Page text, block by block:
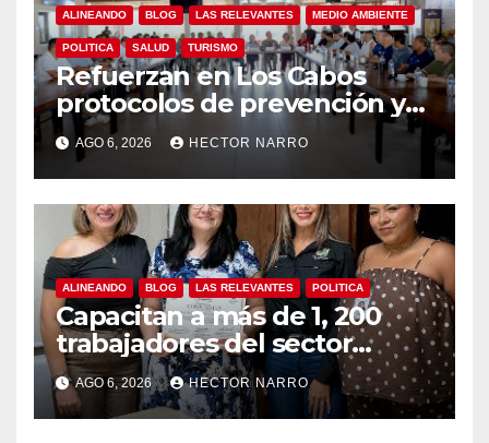
ALINEANDO BLOG LAS RELEVANTES MEDIO AMBIENTE
POLITICA SALUD TURISMO
Refuerzan en Los Cabos
protocolos de prevención y
rescate en playas ante oleaje
y temporada de ciclones
AGO 6, 2026 HECTOR NARRO
ALINEANDO BLOG LAS RELEVANTES POLITICA
Capacitan a más de 1, 200
trabajadores del sector
hotelero en derechos
humanos y respeto laboral
en Los Cabos
AGO 6, 2026 HECTOR NARRO